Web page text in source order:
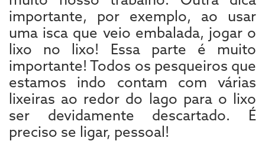
importante, por exemplo, ao usar
uma isca que veio embalada, jogar o
lixo no lixo! Essa parte é muito
importante! Todos os pesqueiros que
estamos indo contam com várias
lixeiras ao redor do lago para o lixo
ser devidamente descartado. É
preciso se ligar, pessoal!